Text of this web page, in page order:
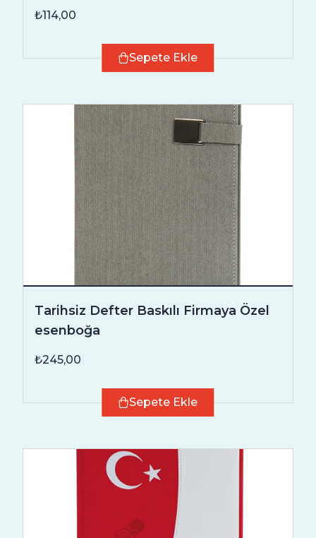
₺114,00
Sepete Ekle
Tarihsiz Defter Baskılı Firmaya Özel
esenboğa
₺245,00
Sepete Ekle